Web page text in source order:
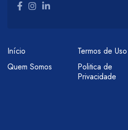
Início
Quem Somos
Termos de Uso
Politica de
Privacidade